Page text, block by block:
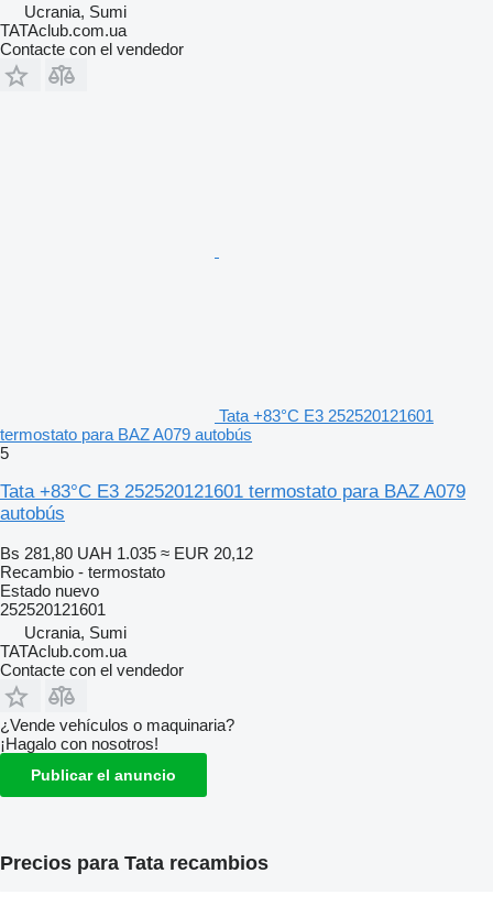
Ucrania, Sumi
TATAclub.com.ua
Contacte con el vendedor
Tata +83°C E3 252520121601
termostato para BAZ A079 autobús
5
Tata +83°C E3 252520121601 termostato para BAZ A079
autobús
Bs 281,80 UAH 1.035 ≈ EUR 20,12
Recambio - termostato
Estado nuevo
252520121601
Ucrania, Sumi
TATAclub.com.ua
Contacte con el vendedor
¿Vende vehículos o maquinaria?
¡Hagalo con nosotros!
Publicar el anuncio
Precios para Tata recambios